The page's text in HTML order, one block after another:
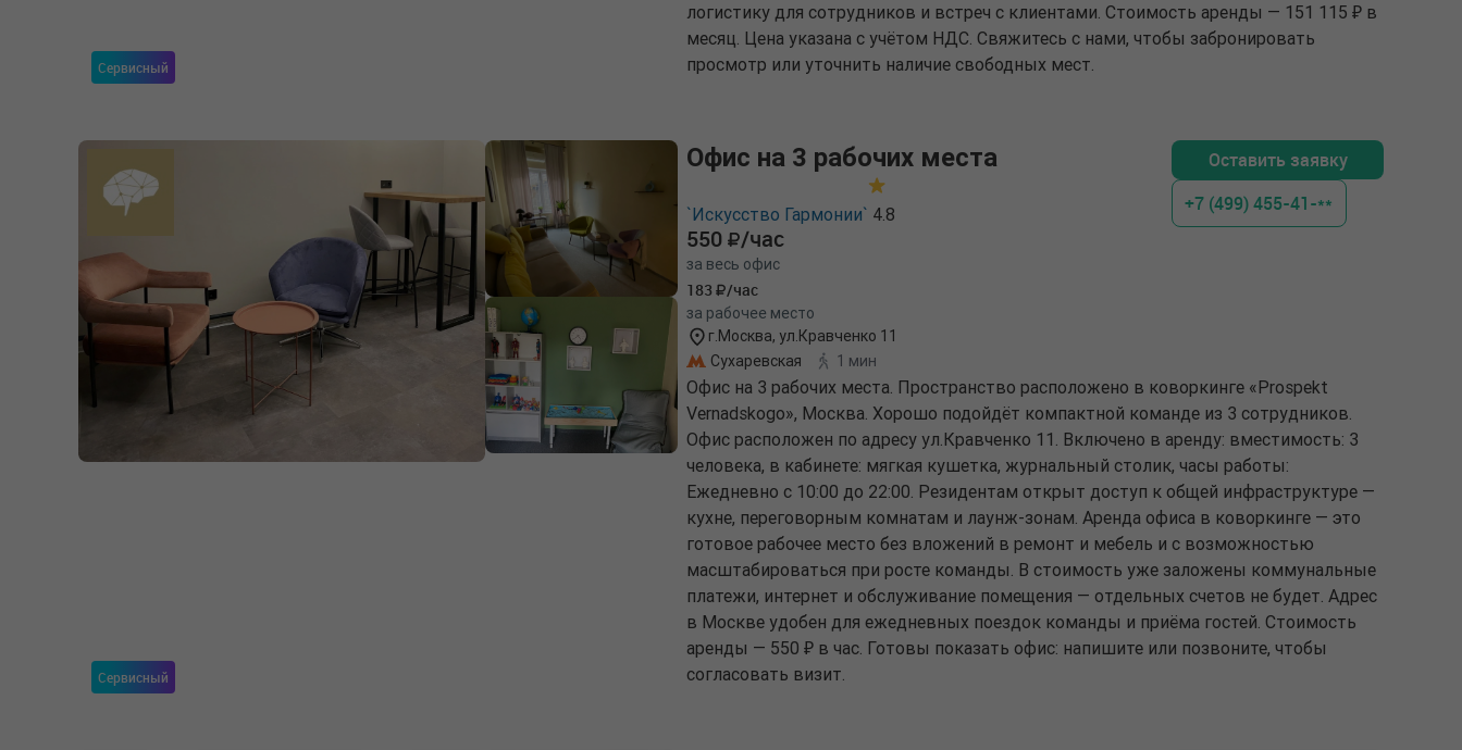
Сервисный
логистику для сотрудников и встреч с клиентами. Стоимость аренды — 151 115 ₽ в
месяц. Цена указана с учётом НДС. Свяжитесь с нами, чтобы забронировать
просмотр или уточнить наличие свободных мест.
Сервисный
Офис на 3 рабочих места
`Искусство Гармонии` 4.8
550 /час
за весь офис
183 /час
за рабочее место
г.Москва, ул.Кравченко 11
Сухаревская
1 мин
Офис на 3 рабочих места. Пространство расположено в коворкинге «Prospekt
Vernadskogo», Москва. Хорошо подойдёт компактной команде из 3 сотрудников.
Офис расположен по адресу ул.Кравченко 11. Включено в аренду: вместимость: 3
человека, в кабинете: мягкая кушетка, журнальный столик, часы работы:
Ежедневно с 10:00 до 22:00. Резидентам открыт доступ к общей инфраструктуре —
кухне, переговорным комнатам и лаунж-зонам. Аренда офиса в коворкинге — это
готовое рабочее место без вложений в ремонт и мебель и с возможностью
масштабироваться при росте команды. В стоимость уже заложены коммунальные
платежи, интернет и обслуживание помещения — отдельных счетов не будет. Адрес
в Москве удобен для ежедневных поездок команды и приёма гостей. Стоимость
аренды — 550 ₽ в час. Готовы показать офис: напишите или позвоните, чтобы
согласовать визит.
Оставить заявку
+7 (499) 455-41-**